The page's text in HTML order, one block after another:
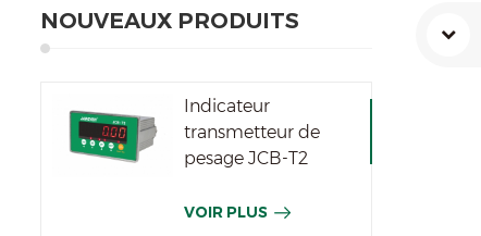
NOUVEAUX PRODUITS
Indicateur
transmetteur de
pesage JCB-T2
VOIR PLUS